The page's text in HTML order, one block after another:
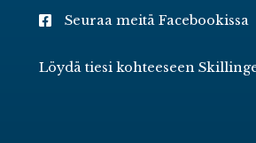
Seuraa meitä Facebookissa
Löydä tiesi kohteeseen